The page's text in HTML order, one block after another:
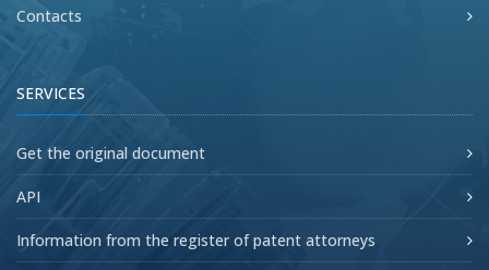
Contacts
SERVICES
Get the original document
API
Information from the register of patent attorneys